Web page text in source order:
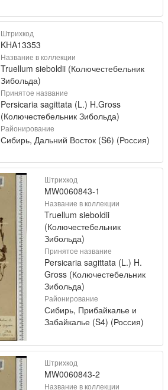
Штрихкод
KHA13353
Название в коллекции
Truellum sieboldii (Колючестебельник
Зибольда)
Принятое название
Persicaria sagittata (L.) H.Gross
(Колючестебельник Зибольда)
Районирование
Сибирь, Дальний Восток (S6) (Россия)
Штрихкод
MW0060843-1
Название в коллекции
Truellum sieboldii
(Колючестебельник
Зибольда)
Принятое название
Persicaria sagittata (L.) H.
Gross (Колючестебельник
Зибольда)
Районирование
Сибирь, Прибайкалье и
Забайкалье (S4) (Россия)
Штрихкод
MW0060843-2
Название в коллекции